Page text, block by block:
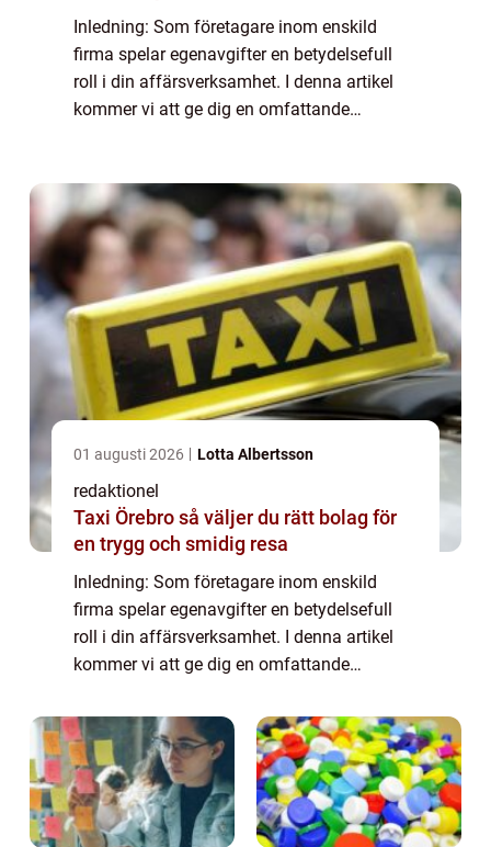
Inledning: Som företagare inom enskild
firma spelar egenavgifter en betydelsefull
roll i din affärsverksamhet. I denna artikel
kommer vi att ge dig en omfattande
01 augusti 2026 Lotta Albertsson
redaktionel
Taxi Örebro så väljer du rätt bolag för
en trygg och smidig resa
Inledning: Som företagare inom enskild
firma spelar egenavgifter en betydelsefull
roll i din affärsverksamhet. I denna artikel
kommer vi att ge dig en omfattande
firmor, inklusive en översikt, en presentation
...